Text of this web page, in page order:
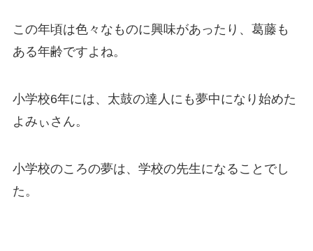
この年頃は色々なものに興味があったり、葛藤も
ある年齢ですよね。
小学校6年には、太鼓の達人にも夢中になり始めた
よみぃさん。
小学校のころの夢は、学校の先生になることでし
た。